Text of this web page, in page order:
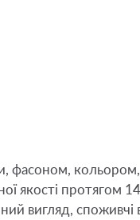
фасоном,
якості протягом
вигляд, споживчі